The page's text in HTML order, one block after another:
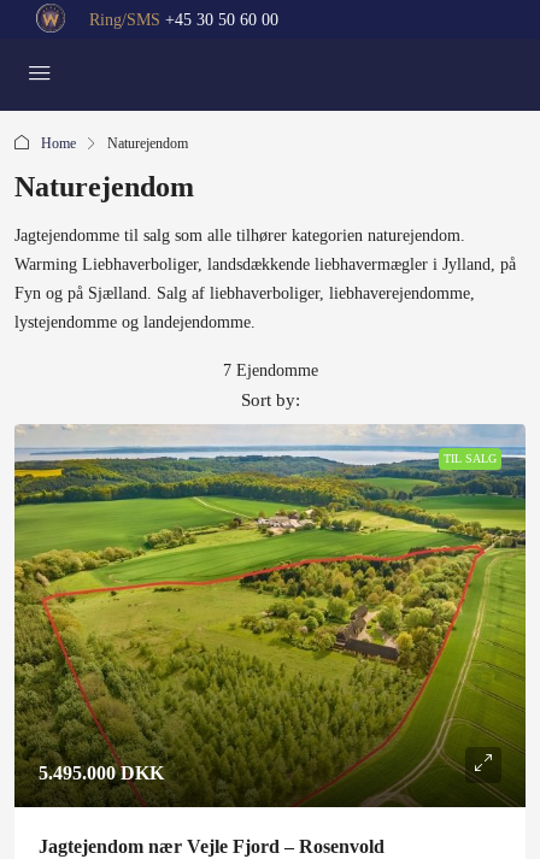
Ring/SMS +45 30 50 60 00
Home Naturejendom
Naturejendom
Jagtejendomme til salg som alle tilhører kategorien naturejendom.
Warming Liebhaverboliger, landsdækkende liebhavermægler i Jylland, på
Fyn og på Sjælland. Salg af liebhaverboliger, liebhaverejendomme,
lystejendomme og landejendomme.
7 Ejendomme
Sort by:
TIL SALG
5.495.000 DKK
Jagtejendom nær Vejle Fjord – Rosenvold